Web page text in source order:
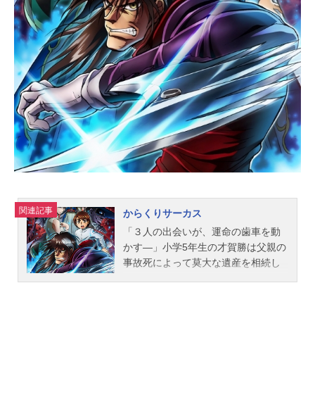
ゾロ：中井和哉ナミ：岡村明美ウソ
ップ：山口勝平サンジ：平田広明ト
ニートニー・チョッパー：大谷育江
ニコ・ロビン：山口由里子フランキ
ー：矢尾一樹→木村昴ブルック：チ
ョージンベエ：宝亀克寿シャンク
ス：池田秀一バギー：千葉繁マーシ
ャル・D・ティーチ：大塚明夫クザン
〈青キジ〉...
関連記事
からくりサーカス
「３人の出会いが、運命の歯車を動
かす―」小学5年生の才賀勝は父親の
事故死によって莫大な遺産を相続し